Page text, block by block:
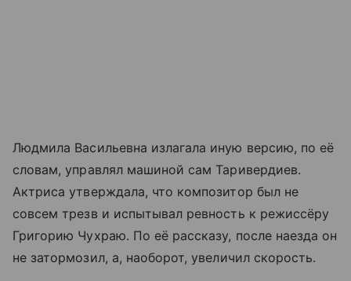
Людмила Васильевна излагала иную версию, по её
словам, управлял машиной сам Таривердиев.
Актриса утверждала, что композитор был не
совсем трезв и испытывал ревность к режиссёру
Григорию Чухраю. По её рассказу, после наезда он
не затормозил, а, наоборот, увеличил скорость.